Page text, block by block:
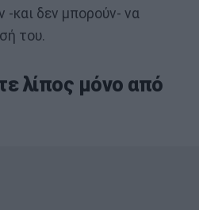
-και δεν μπορούν- να
του.
λίπος μόνο από